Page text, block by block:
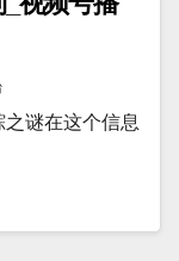
谜在这个信息